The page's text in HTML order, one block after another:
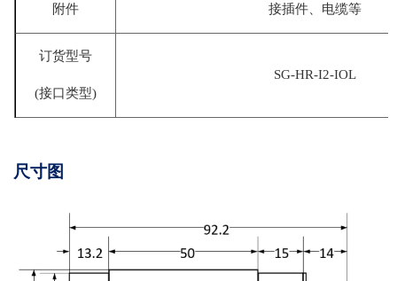
附件 接插件、电缆等
订货型号
(接口类型)
SG-HR-I2-IOL
尺寸图